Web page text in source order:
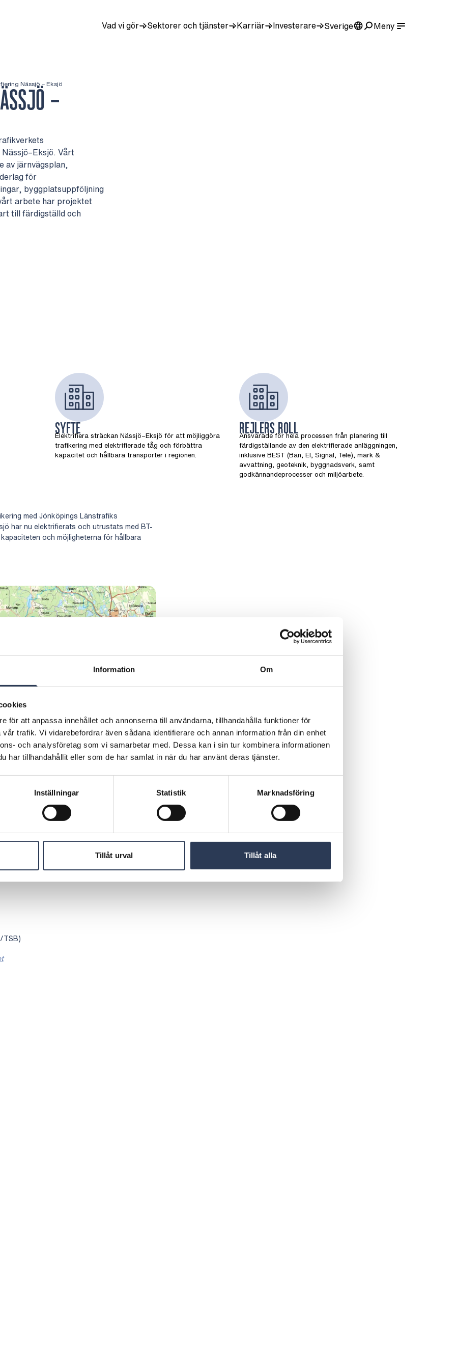
Information Om
för att anpassa innehållet och annonserna till användarna, tillhandahålla funktioner för
trafik. Vi vidarebefordrar även sådana identifierare och annan information från din enhet
och analysföretag som vi samarbetar med. Dessa kan i sin tur kombinera informationen
har tillhandahållit eller som de har samlat in när du har använt deras tjänster.
Inställningar Statistik Marknadsföring
Tillåt urval Tillåt alla
Vad vi gör Sektorer och tjänster Karriär Investerare Sverige Meny
Nässjö – Eksjö
–
Vårt
av järnvägsplan,
för
byggplatsuppföljning
arbete har projektet
till färdigställd och
SYFTE
Elektrifiera sträckan Nässjö–Eksjö för att möjliggöra
trafikering med elektrifierade tåg och förbättra
kapacitet och hållbara transporter i regionen.
REJLERS ROLL
Ansvarade för hela processen från planering till
färdigställande av den elektrifierade anläggningen,
inklusive BEST (Ban, El, Signal, Tele), mark &
avvattning, geoteknik, byggnadsverk, samt
godkännandeprocesser och miljöarbete.
med Jönköpings Länstrafiks
har nu elektrifierats och utrustats med BT-
och möjligheterna för hållbara
och plankorsningen vid Soåsavägen
(km 6+009) och Lilla Brevik (km
av anpassningarna för elektrifieringen.
från de tidiga planeringsskedena till den
Vi har arbetat med olika
projektet uppfyllt höga krav på
är redo för elektrifierad trafik,
i regionen.
TSB)
5 1 7